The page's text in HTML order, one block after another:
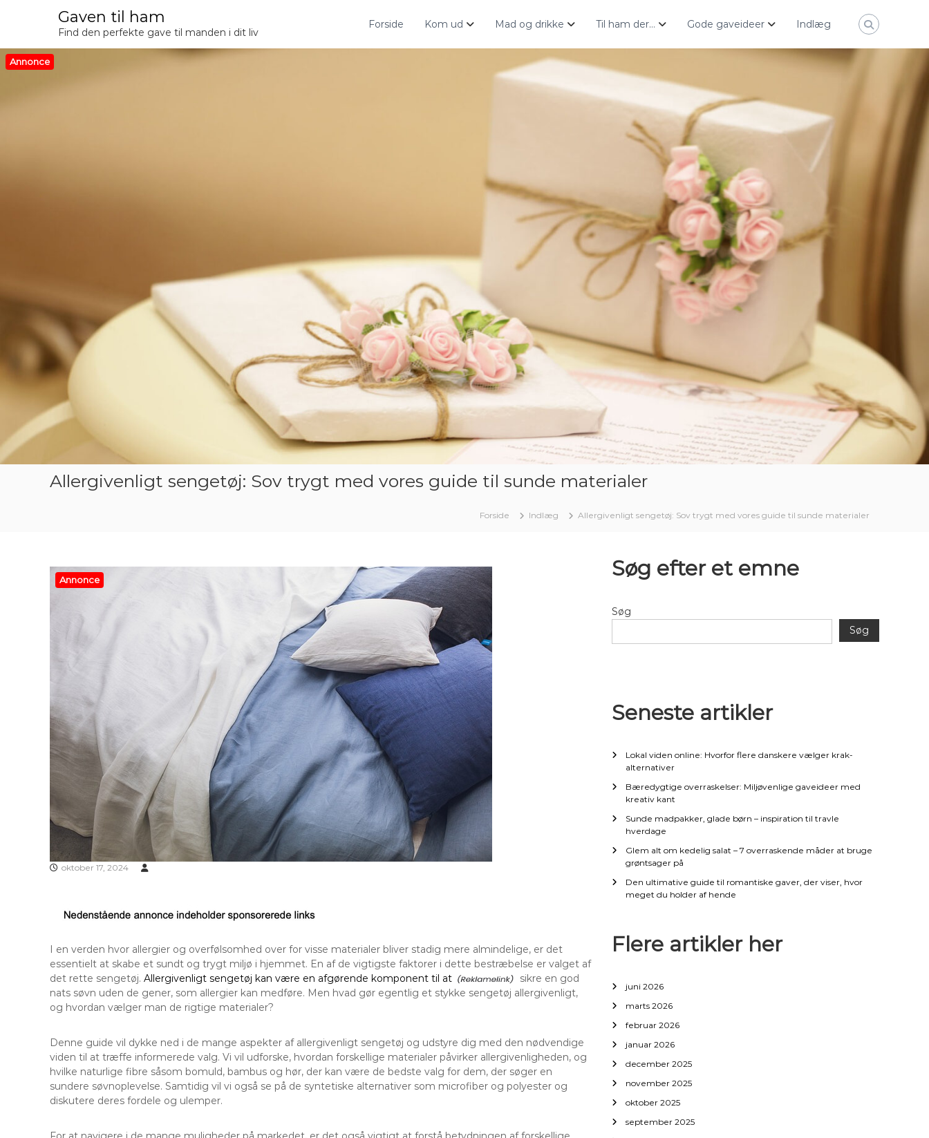
e
Gaven til ham
Find den perfekte gave til manden i dit liv
Forside Kom ud Mad og drikke Til ham der… Gode gaveideer Indlæg
Annonce
Allergivenligt sengetøj: Sov trygt med vores guide til sunde materialer
Forside Indlæg Allergivenligt sengetøj: Sov trygt med vores guide til sunde materialer
Annonce
oktober 17, 2024
I en verden hvor allergier og overfølsomhed over for visse materialer bliver stadig mere almindelige, er det
essentielt at skabe et sundt og trygt miljø i hjemmet. En af de vigtigste faktorer i dette bestræbelse er valget af
det rette sengetøj. Allergivenligt sengetøj kan være en afgørende komponent til at
sikre en god
nats søvn uden de gener, som allergier kan medføre. Men hvad gør egentlig et stykke sengetøj allergivenligt,
og hvordan vælger man de rigtige materialer?
Denne guide vil dykke ned i de mange aspekter af allergivenligt sengetøj og udstyre dig med den nødvendige
viden til at træffe informerede valg. Vi vil udforske, hvordan forskellige materialer påvirker allergivenligheden, og
hvilke naturlige fibre såsom bomuld, bambus og hør, der kan være de bedste valg for dem, der søger en
sundere søvnoplevelse. Samtidig vil vi også se på de syntetiske alternativer som microfiber og polyester og
diskutere deres fordele og ulemper.
Søg efter et emne
Søg
Søg
Seneste artikler
Lokal viden online: Hvorfor flere danskere vælger krak-
alternativer
Bæredygtige overraskelser: Miljøvenlige gaveideer med
kreativ kant
Sunde madpakker, glade børn – inspiration til travle
hverdage
Glem alt om kedelig salat – 7 overraskende måder at bruge
grøntsager på
Den ultimative guide til romantiske gaver, der viser, hvor
meget du holder af hende
Flere artikler her
juni 2026
marts 2026
februar 2026
januar 2026
december 2025
november 2025
oktober 2025
september 2025